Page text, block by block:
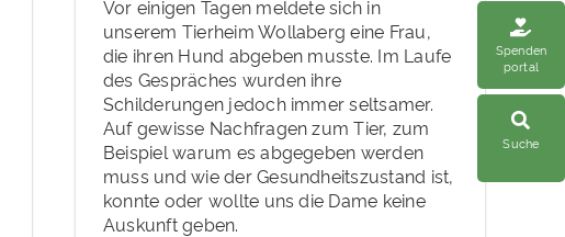
Spenden
portal
Suche
Vor einigen Tagen meldete sich in
unserem Tierheim Wollaberg eine Frau,
die ihren Hund abgeben musste. Im Laufe
des Gespräches wurden ihre
Schilderungen jedoch immer seltsamer.
Auf gewisse Nachfragen zum Tier, zum
Beispiel warum es abgegeben werden
muss und wie der Gesundheitszustand ist,
konnte oder wollte uns die Dame keine
Auskunft geben.